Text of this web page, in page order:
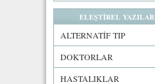
ELEŞTİREL YAZILAR
ALTERNATİF TIP
DOKTORLAR
HASTALIKLAR